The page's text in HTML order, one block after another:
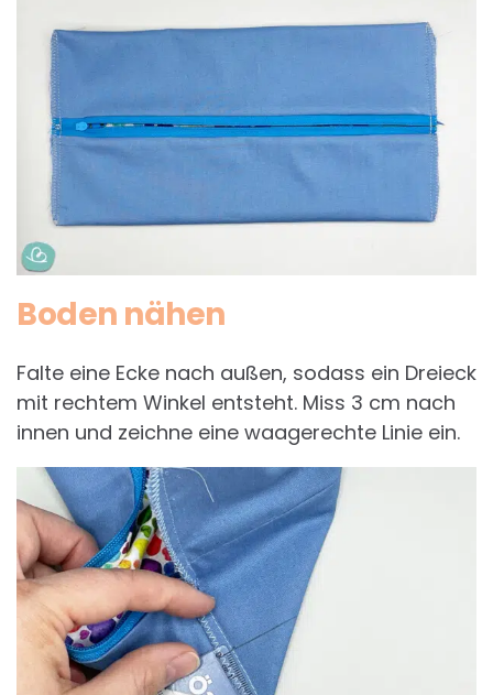
Boden nähen
Falte eine Ecke nach außen, sodass ein Dreieck
mit rechtem Winkel entsteht. Miss 3 cm nach
innen und zeichne eine waagerechte Linie ein.